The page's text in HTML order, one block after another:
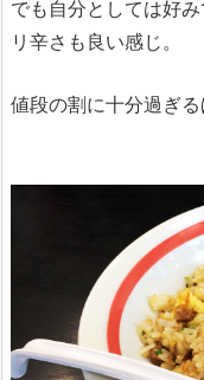
でも自分としては好
リ辛さも良い感じ。
値段の割に十分過ぎる